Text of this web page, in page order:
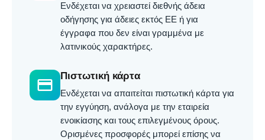
Ενδέχεται να χρειαστεί διεθνής άδεια
οδήγησης για άδειες εκτός ΕΕ ή για
έγγραφα που δεν είναι γραμμένα με
λατινικούς χαρακτήρες.
credit_card
Πιστωτική κάρτα
Ενδέχεται να απαιτείται πιστωτική κάρτα για
την εγγύηση, ανάλογα με την εταιρεία
ενοικίασης και τους επιλεγμένους όρους.
Ορισμένες προσφορές μπορεί επίσης να